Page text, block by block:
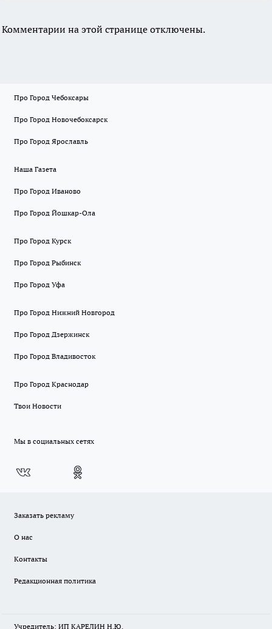
Комментарии на этой странице отключены.
Про Город Чебоксары
Про Город Новочебоксарск
Про Город Ярославль
Наша Газета
Про Город Иваново
Про Город Йошкар-Ола
Про Город Курск
Про Город Рыбинск
Про Город Уфа
Про Город Нижний Новгород
Про Город Дзержинск
Про Город Владивосток
Про Город Краснодар
Твои Новости
Мы в социальных сетях
Заказать рекламу
О нас
Контакты
Редакционная политика
Учредитель: ИП КАРЕЛИН Н.Ю.